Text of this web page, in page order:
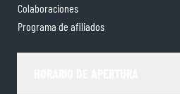
Colaboraciones
Programa de afiliados